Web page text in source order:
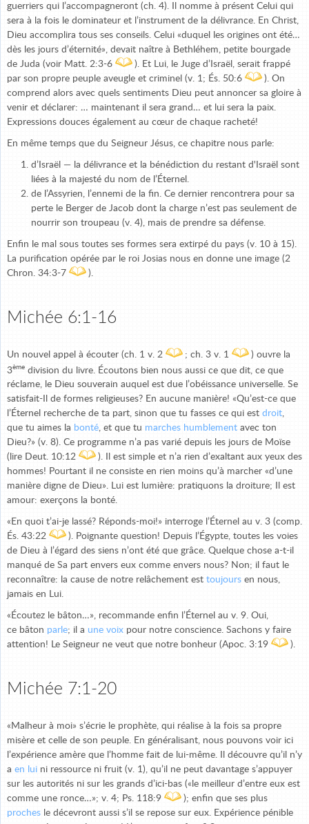
guerriers qui l’accompagneront (ch. 4). Il nomme à présent Celui qui
sera à la fois le dominateur et l’instrument de la délivrance. En Christ,
Dieu accomplira tous ses conseils. Celui «duquel les origines ont été…
dès les jours d’éternité», devait naître à Bethléhem, petite bourgade
de Juda (voir Matt. 2:3-6
). Et Lui, le Juge d’Israël, serait frappé
par son propre peuple aveugle et criminel (v. 1; És. 50:6
). On
comprend alors avec quels sentiments Dieu peut annoncer sa gloire à
venir et déclarer: … maintenant il sera grand… et lui sera la paix.
Expressions douces également au cœur de chaque racheté!
En même temps que du Seigneur Jésus, ce chapitre nous parle:
d’Israël — la délivrance et la bénédiction du restant d'Israël sont
liées à la majesté du nom de l’Éternel.
de l’Assyrien, l’ennemi de la fin. Ce dernier rencontrera pour sa
perte le Berger de Jacob dont la charge n’est pas seulement de
nourrir son troupeau (v. 4), mais de prendre sa défense.
Enfin le mal sous toutes ses formes sera extirpé du pays (v. 10 à 15).
La purification opérée par le roi Josias nous en donne une image (2
Chron. 34:3-7
).
Michée 6:1-16
Un nouvel appel à écouter (ch. 1 v. 2 ; ch. 3 v. 1
) ouvre la
3ème division du livre. Écoutons bien nous aussi ce que dit, ce que
réclame, le Dieu souverain auquel est due l’obéissance universelle. Se
satisfait-Il de formes religieuses? En aucune manière! «Qu’est-ce que
l’Éternel recherche de ta part, sinon que tu fasses ce qui est droit,
que tu aimes la bonté, et que tu marches humblement avec ton
Dieu?» (v. 8). Ce programme n’a pas varié depuis les jours de Moïse
(lire Deut. 10:12
). Il est simple et n’a rien d’exaltant aux yeux des
hommes! Pourtant il ne consiste en rien moins qu’à marcher «d’une
manière digne de Dieu». Lui est lumière: pratiquons la droiture; Il est
amour: exerçons la bonté.
«En quoi t’ai-je lassé? Réponds-moi!» interroge l’Éternel au v. 3 (comp.
És. 43:22
). Poignante question! Depuis l’Égypte, toutes les voies
de Dieu à l’égard des siens n’ont été que grâce. Quelque chose a-t-il
manqué de Sa part envers eux comme envers nous? Non; il faut le
reconnaître: la cause de notre relâchement est toujours en nous,
jamais en Lui.
«Écoutez le bâton…», recommande enfin l’Éternel au v. 9. Oui,
ce bâton parle; il a une voix pour notre conscience. Sachons y faire
attention! Le Seigneur ne veut que notre bonheur (Apoc. 3:19
).
Michée 7:1-20
«Malheur à moi» s’écrie le prophète, qui réalise à la fois sa propre
misère et celle de son peuple. En généralisant, nous pouvons voir ici
l’expérience amère que l’homme fait de lui-même. Il découvre qu’il n’y
a en lui ni ressource ni fruit (v. 1), qu’il ne peut davantage s’appuyer
sur les autorités ni sur les grands d’ici-bas («le meilleur d’entre eux est
comme une ronce…»; v. 4; Ps. 118:9
); enfin que ses plus
proches le décevront aussi s’il se repose sur eux. Expérience pénible